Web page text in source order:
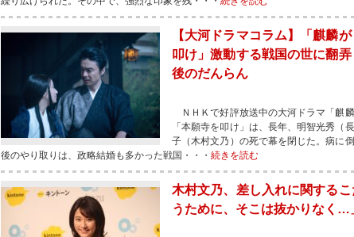
【大河ドラマコラム】「麒麟
叩け」激動する戦国の世に翻
後のだんらん
ＮＨＫで好評放送中の大河ドラマ「麒
「本願寺を叩け」は、長年、明智光秀（
子（木村文乃）の死で幕を閉じた。病に
後のやり取りは、政略結婚も多かった戦国・・・ 続きを読む
木村文乃、差し入れに関する
うために、そこは抜かりなく…